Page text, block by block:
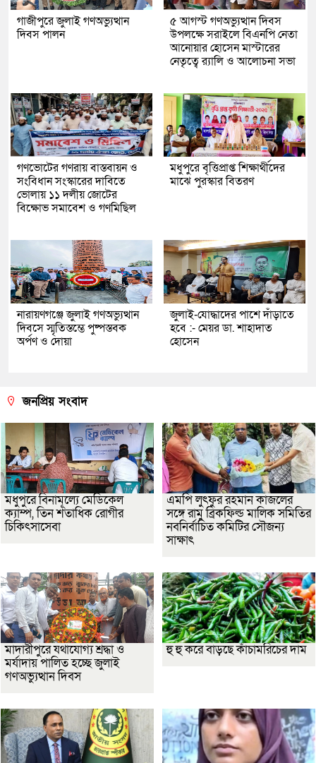
গাজীপুরে জুলাই গণঅভ্যুত্থান
দিবস পালন
৫ আগস্ট গণঅভ্যুত্থান দিবস
উপলক্ষে সরাইলে বিএনপি নেতা
আনোয়ার হোসেন মাস্টারের
নেতৃত্বে র‍্যালি ও আলোচনা সভা
গণভোটের গণরায় বাস্তবায়ন ও
সংবিধান সংস্কারের দাবিতে
ভোলায় ১১ দলীয় জোটের
বিক্ষোভ সমাবেশ ও গণমিছিল
মধুপুরে বৃত্তিপ্রাপ্ত শিক্ষার্থীদের
মাঝে পুরস্কার বিতরণ
নারায়ণগঞ্জে জুলাই গণঅভ্যুত্থান
দিবসে স্মৃতিস্তম্ভে পুষ্পস্তবক
অর্পণ ও দোয়া
জুলাই-যোদ্ধাদের পাশে দাঁড়াতে
হবে :- মেয়র ডা. শাহাদাত
হোসেন
জনপ্রিয় সংবাদ
মধুপুরে বিনামূল্যে মেডিকেল
ক্যাম্প, তিন শতাধিক রোগীর
চিকিৎসাসেবা
এমপি লুৎফুর রহমান কাজলের
সঙ্গে রামু ব্রিকফিল্ড মালিক সমিতির
নবনির্বাচিত কমিটির সৌজন্য
সাক্ষাৎ
মাদারীপুরে যথাযোগ্য শ্রদ্ধা ও
মর্যাদায় পালিত হচ্ছে জুলাই
গণঅভ্যুত্থান দিবস
হু হু করে বাড়ছে কাঁচামরিচের দাম